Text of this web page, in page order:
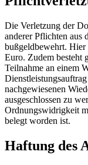
Die Verletzung der
anderer Pflichten aus
bußgeldbewehrt.
Euro. Zudem besteht
Teilnahme an einem
nachgewiesenen
ausgeschlossen zu
Ordnungswidrigkeit
belegt worden ist.
Haftung des